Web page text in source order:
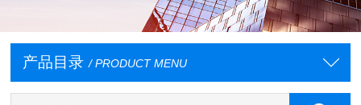
产品目录 / PRODUCT MENU